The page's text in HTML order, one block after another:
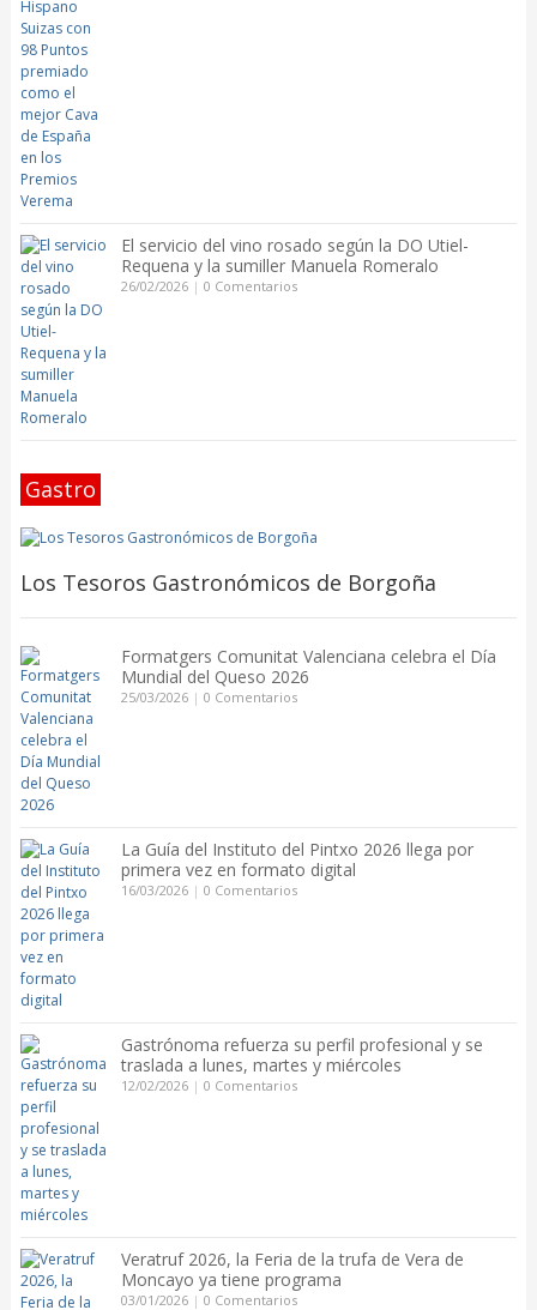
El servicio del vino rosado según la DO Utiel-
Requena y la sumiller Manuela Romeralo
26/02/2026| 0 Comentarios
Gastro
Los Tesoros Gastronómicos de Borgoña
Formatgers Comunitat Valenciana celebra el Día
Mundial del Queso 2026
25/03/2026| 0 Comentarios
La Guía del Instituto del Pintxo 2026 llega por
primera vez en formato digital
16/03/2026| 0 Comentarios
Gastrónoma refuerza su perfil profesional y se
traslada a lunes, martes y miércoles
12/02/2026| 0 Comentarios
Veratruf 2026, la Feria de la trufa de Vera de
Moncayo ya tiene programa
03/01/2026| 0 Comentarios